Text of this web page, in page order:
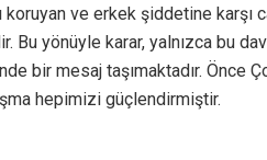
koruyan ve erkek şiddetine karşı
Bu yönüyle karar, yalnızca bu
bir mesaj taşımaktadır. Önce
hepimizi güçlendirmiştir.